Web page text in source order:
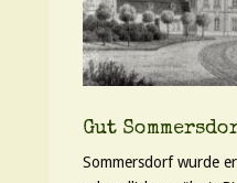
Gut
Sommersdorf wurde